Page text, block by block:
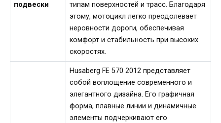
подвески
типам поверхностей и трасс. Благодаря
этому, мотоцикл легко преодолевает
неровности дороги, обеспечивая
комфорт и стабильность при высоких
скоростях.
Husaberg FE 570 2012 представляет
собой воплощение современного и
элегантного дизайна. Его графичная
форма, плавные линии и динамичные
элементы подчеркивают его